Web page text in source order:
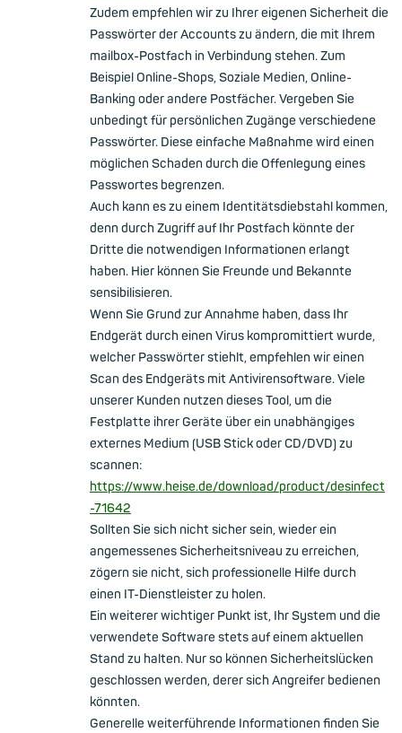
Zudem empfehlen wir zu Ihrer eigenen Sicherheit die
Passwörter der Accounts zu ändern, die mit Ihrem
mailbox-Postfach in Verbindung stehen. Zum
Beispiel Online-Shops, Soziale Medien, Online-
Banking oder andere Postfächer. Vergeben Sie
unbedingt für persönlichen Zugänge verschiedene
Passwörter. Diese einfache Maßnahme wird einen
möglichen Schaden durch die Offenlegung eines
Passwortes begrenzen.
Auch kann es zu einem Identitätsdiebstahl kommen,
denn durch Zugriff auf Ihr Postfach könnte der
Dritte die notwendigen Informationen erlangt
haben. Hier können Sie Freunde und Bekannte
sensibilisieren.
Wenn Sie Grund zur Annahme haben, dass Ihr
Endgerät durch einen Virus kompromittiert wurde,
welcher Passwörter stiehlt, empfehlen wir einen
Scan des Endgeräts mit Antivirensoftware. Viele
unserer Kunden nutzen dieses Tool, um die
Festplatte ihrer Geräte über ein unabhängiges
externes Medium (USB Stick oder CD/DVD) zu
scannen:
https://www.heise.de/download/product/desinfect
-71642
Sollten Sie sich nicht sicher sein, wieder ein
angemessenes Sicherheitsniveau zu erreichen,
zögern sie nicht, sich professionelle Hilfe durch
einen IT-Dienstleister zu holen.
Ein weiterer wichtiger Punkt ist, Ihr System und die
verwendete Software stets auf einem aktuellen
Stand zu halten. Nur so können Sicherheitslücken
geschlossen werden, derer sich Angreifer bedienen
könnten.
Generelle weiterführende Informationen finden Sie